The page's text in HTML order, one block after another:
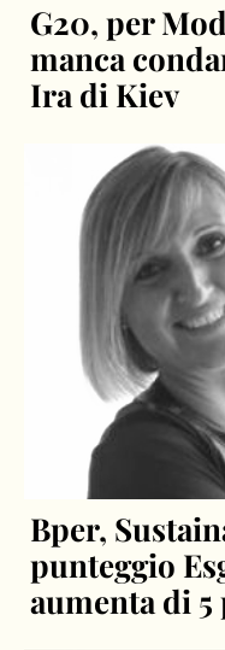
G20, per
manca
Ira di Kiev
Bper,
punteggio
aumenta di